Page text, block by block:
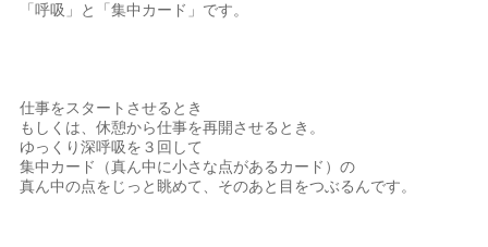
「呼吸」と「集中カード」です。
仕事をスタートさせるとき
もしくは、休憩から仕事を再開させるとき。
ゆっくり深呼吸を３回して
集中カード（真ん中に小さな点があるカード）の
真ん中の点をじっと眺めて、そのあと目をつぶるんです。